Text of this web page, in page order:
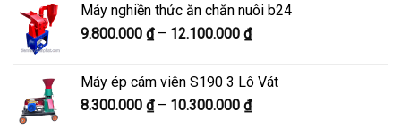
5.900.000 ₫
đến
Máy nghiền thức ăn chăn nuôi b24
9.800.000 ₫ – 12.100.000 ₫Khoảng
9.800.000 ₫
đến
Máy ép cám viên S190 3 Lô Vát
8.300.000 ₫ – 10.300.000 ₫Khoảng